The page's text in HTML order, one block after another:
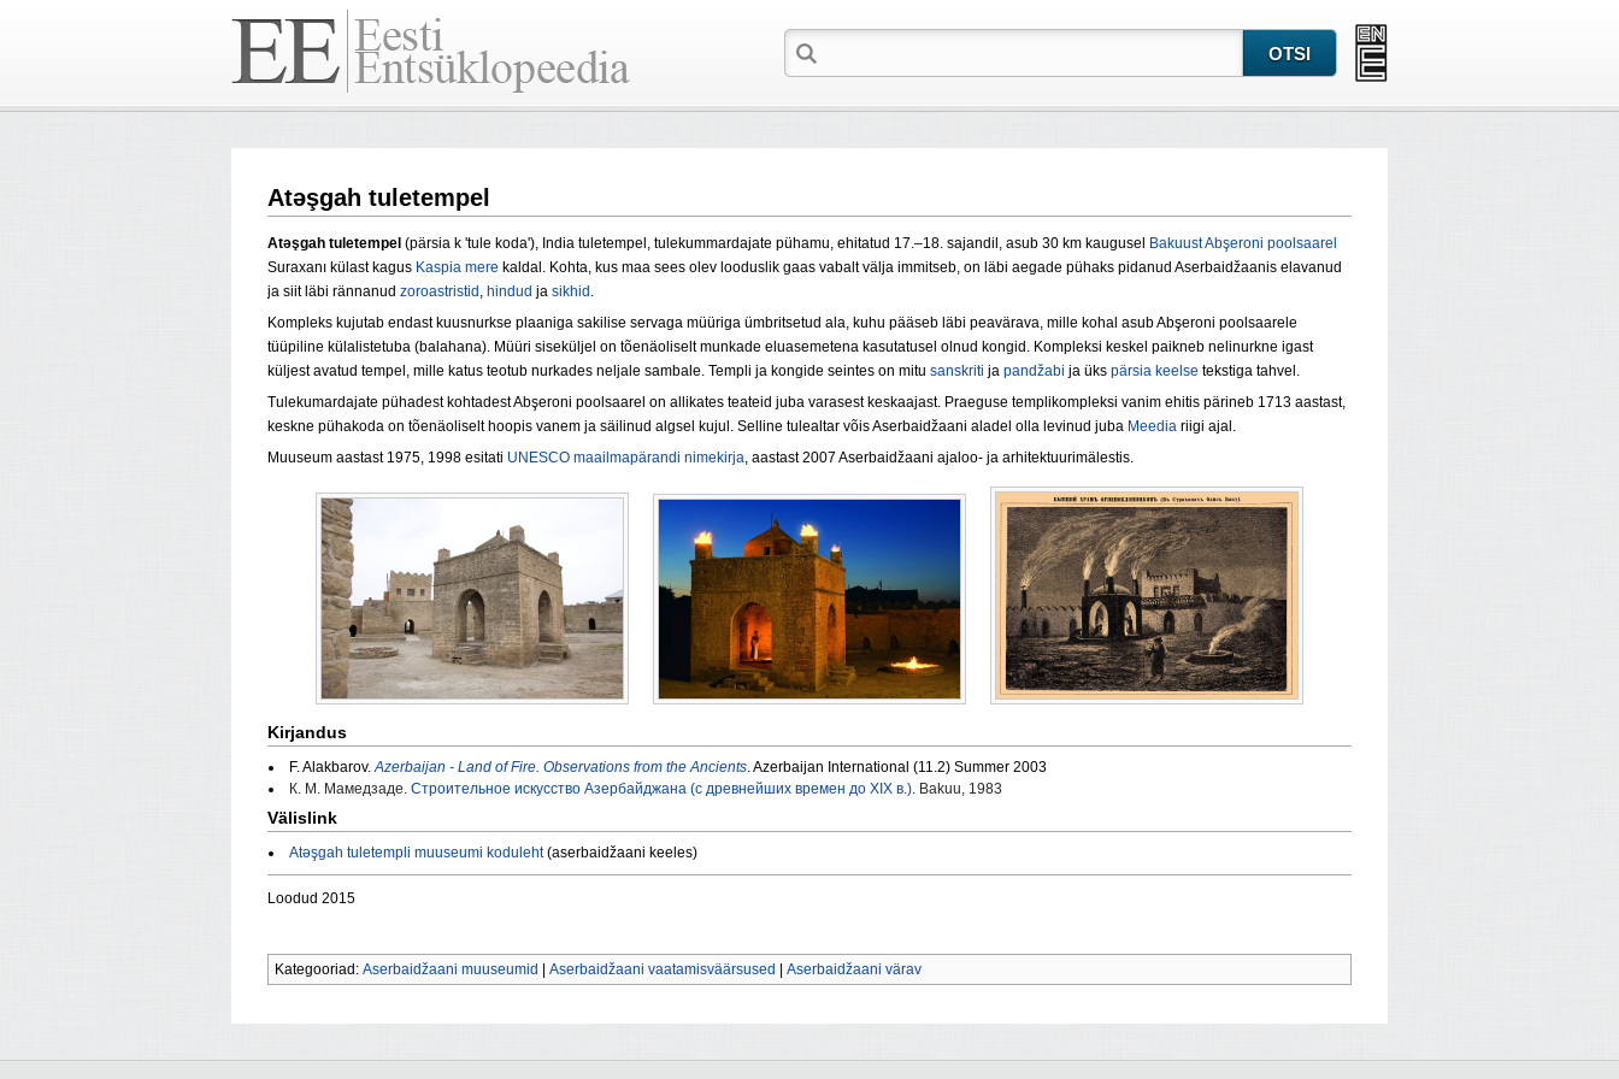
Atəşgah tuletempel
Atəşgah tuletempel (pärsia k 'tule koda'), India tuletempel, tulekummardajate pühamu, ehitatud 17.–18. sajandil, asub 30 km kaugusel BakuustAbşeroni poolsaarel
Suraxanı külast kagus Kaspia mere kaldal. Kohta, kus maa sees olev looduslik gaas vabalt välja immitseb, on läbi aegade pühaks pidanud Aserbaidžaanis elavanud
ja siit läbi rännanud zoroastristid , hindud ja sikhid .
Kompleks kujutab endast kuusnurkse plaaniga sakilise servaga müüriga ümbritsetud ala, kuhu pääseb läbi peavärava, mille kohal asubAbşeroni poolsaarele
tüüpiline külalistetuba (balahana). Müüri siseküljel on tõenäoliselt munkade eluasemetena kasutatusel olnud kongid. Kompleksi keskel paikneb nelinurkne igast
küljest avatud tempel, mille katus teotub nurkades neljale sambale. Templi ja kongide seintes on mitu sanskriti ja pandžabi ja üks pärsia keelse tekstiga tahvel.
Tulekumardajate pühadest kohtadest Abşeroni poolsaarel on allikates teateid juba varasest keskaajast. Praeguse templikompleksi vanim ehitis pärineb 1713 aastast,
keskne pühakoda on tõenäoliselt hoopis vanem ja säilinud algsel kujul. Selline tulealtar võis Aserbaidžaani aladel olla levinud juba Meedia riigi ajal.
Muuseum aastast 1975, 1998 esitati UNESCO maailmapärandi nimekirja, aastast 2007 Aserbaidžaani ajaloo- ja arhitektuurimälestis.
Kirjandus
F. Alakbarov.Azerbaijan - Land of Fire. Observations from the Ancients. Azerbaijan International (11.2) Summer 2003
К. М. Мамедзаде. Строительное искусство Азербайджана (с древнейших времен до XIX в.). Bakuu, 1983
Välislink
Atəşgah tuletempli muuseumi koduleht(aserbaidžaani keeles)
Loodud 2015
Kategooriad: Aserbaidžaani muuseumid | Aserbaidžaani vaatamisväärsused | Aserbaidžaani värav